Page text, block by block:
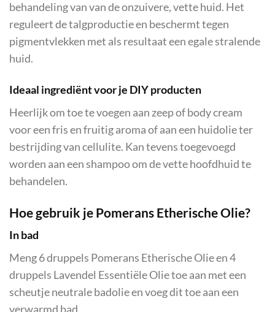
behandeling van van de onzuivere, vette huid. Het
reguleert de talgproductie en beschermt tegen
pigmentvlekken met als resultaat een egale stralende
huid.
Ideaal ingrediënt voor je DIY producten
Heerlijk om toe te voegen aan zeep of body cream
voor een fris en fruitig aroma of aan een huidolie ter
bestrijding van cellulite. Kan tevens toegevoegd
worden aan een shampoo om de vette hoofdhuid te
behandelen.
Hoe gebruik je Pomerans Etherische Olie?
In bad
Meng 6 druppels Pomerans Etherische Olie en 4
druppels Lavendel Essentiële Olie toe aan met een
scheutje neutrale badolie en voeg dit toe aan een
verwarmd bad.